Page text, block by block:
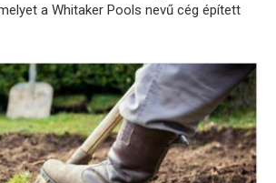
a Whitaker Pools nevű cég épített